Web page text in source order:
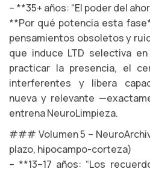
– **35+ años: “El poder del
**Por qué potencia esta
pensamientos obsoletos y
que induce LTD selectiva
practicar la presencia, el
interferentes y libera
nueva y relevante
entrena NeuroLimpieza.
### Volumen 5 –
plazo, hipocampo-corteza)
– **13–17 años: “Los